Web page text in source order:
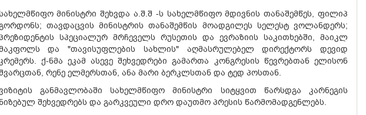
სახელმწიფო მინისტრი შეხვდა ა.შ.შ -ს სახელმწიფო მდივნის თანაშემწეს, ფილიპ
თავდაცვის მინისტრის თანაშემწის მოადგილეს სელესტ ვოლანდერს;
სპეციალურ მრჩეველს რუსეთის და ევრაზიის საკითხებში, მაიკლ
და "თავისუფლების სახლის" აღმასრულებელ დირექტორს დევიდ
ქ-ნმა ეკამ ასევე შეხვედრები გამართა კონგრესის წევრებთან ელისონ
რენე ელმერსთან, ანა მარი ბერკლსთან და ტედ პოსთან.
განმავლობაში სახელმწიფო მინისტრი სიტყვით წარსდგა კარნეგის
შეხვედრებს და გარკვეული დრო დაუთმო პრესის წარმომადგენლებს.